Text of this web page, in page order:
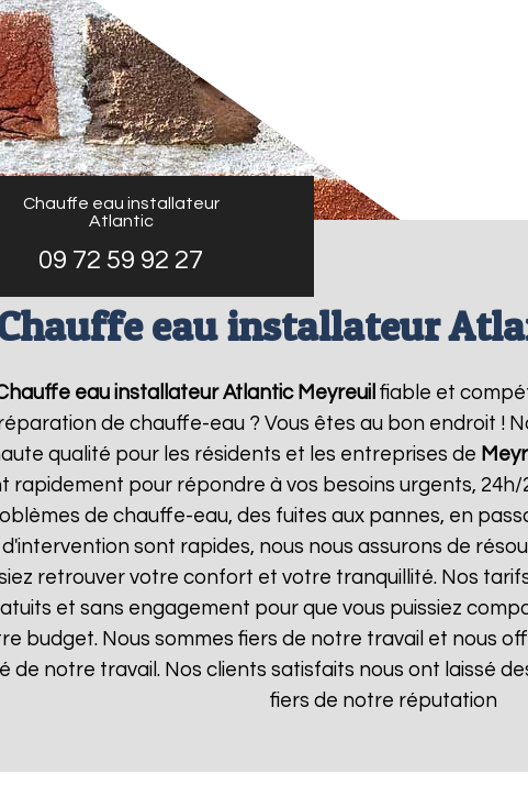
Chauffe eau installateur
Atlantic
09 72 59 92 27
eau installateur
eau installateur Atlantic Meyreuil fiable et
de chauffe-eau ? Vous êtes au bon endroit !
qualité pour les résidents et les entreprises de
rapidement pour répondre à vos besoins urgents,
de chauffe-eau, des fuites aux pannes, en
d'intervention sont rapides, nous nous assurons de
retrouver votre confort et votre tranquillité. Nos
et sans engagement pour que vous puissiez
budget. Nous sommes fiers de notre travail et nous
de notre travail. Nos clients satisfaits nous ont laissé
fiers de notre réputation